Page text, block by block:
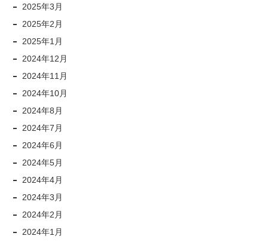
2025年3月
2025年2月
2025年1月
2024年12月
2024年11月
2024年10月
2024年8月
2024年7月
2024年6月
2024年5月
2024年4月
2024年3月
2024年2月
2024年1月